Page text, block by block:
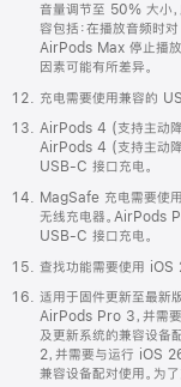
音量调节至 50% 大小，
容包括：在播放音频时
AirPods Max 停止播放
因素可能有所差异。
充电需要使用兼容的
AirPods 4 (支持主动降
AirPods 4 (支持主动
USB-C 接口充电。
MagSafe 充电需要使
无线充电器。AirPods
USB-C 接口充电。
查找功能需要使用 iOS
适用于固件更新至最
AirPods Pro 3，并需
及更新系统的兼容设备
2，并需要与运行 iOS
兼容设备配对使用。为